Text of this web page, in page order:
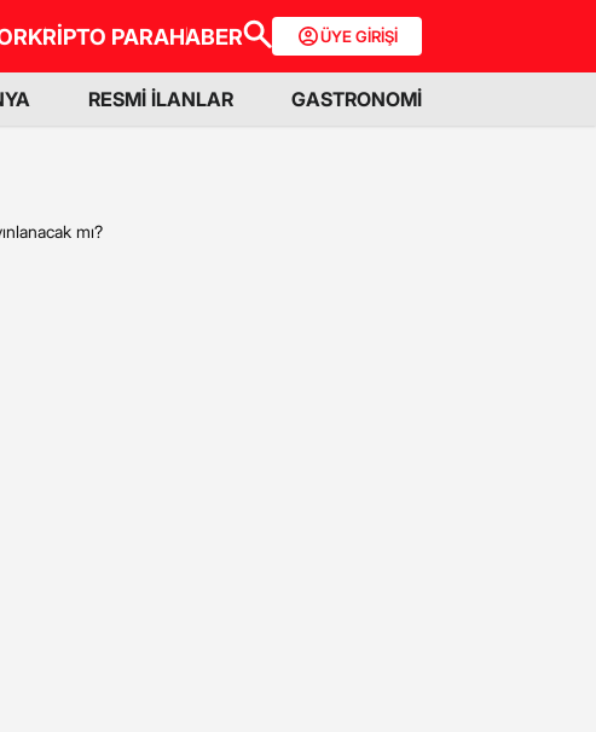
KRİPTO PARAHABER ÜYE GİRİŞİ
RESMİ İLANLAR GASTRONOMİ
mı?